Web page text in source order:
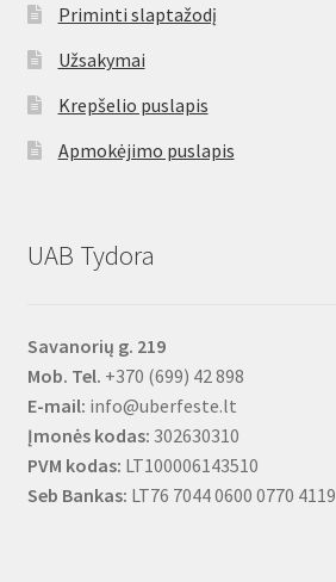
Priminti slaptažodį
Užsakymai
Krepšelio puslapis
Apmokėjimo puslapis
UAB Tydora
Savanorių g. 219
Mob. Tel. +370 (699) 42 898
E-mail: info@uberfeste.lt
Įmonės kodas: 302630310
PVM kodas: LT100006143510
Seb Bankas: LT76 7044 0600 0770 4119